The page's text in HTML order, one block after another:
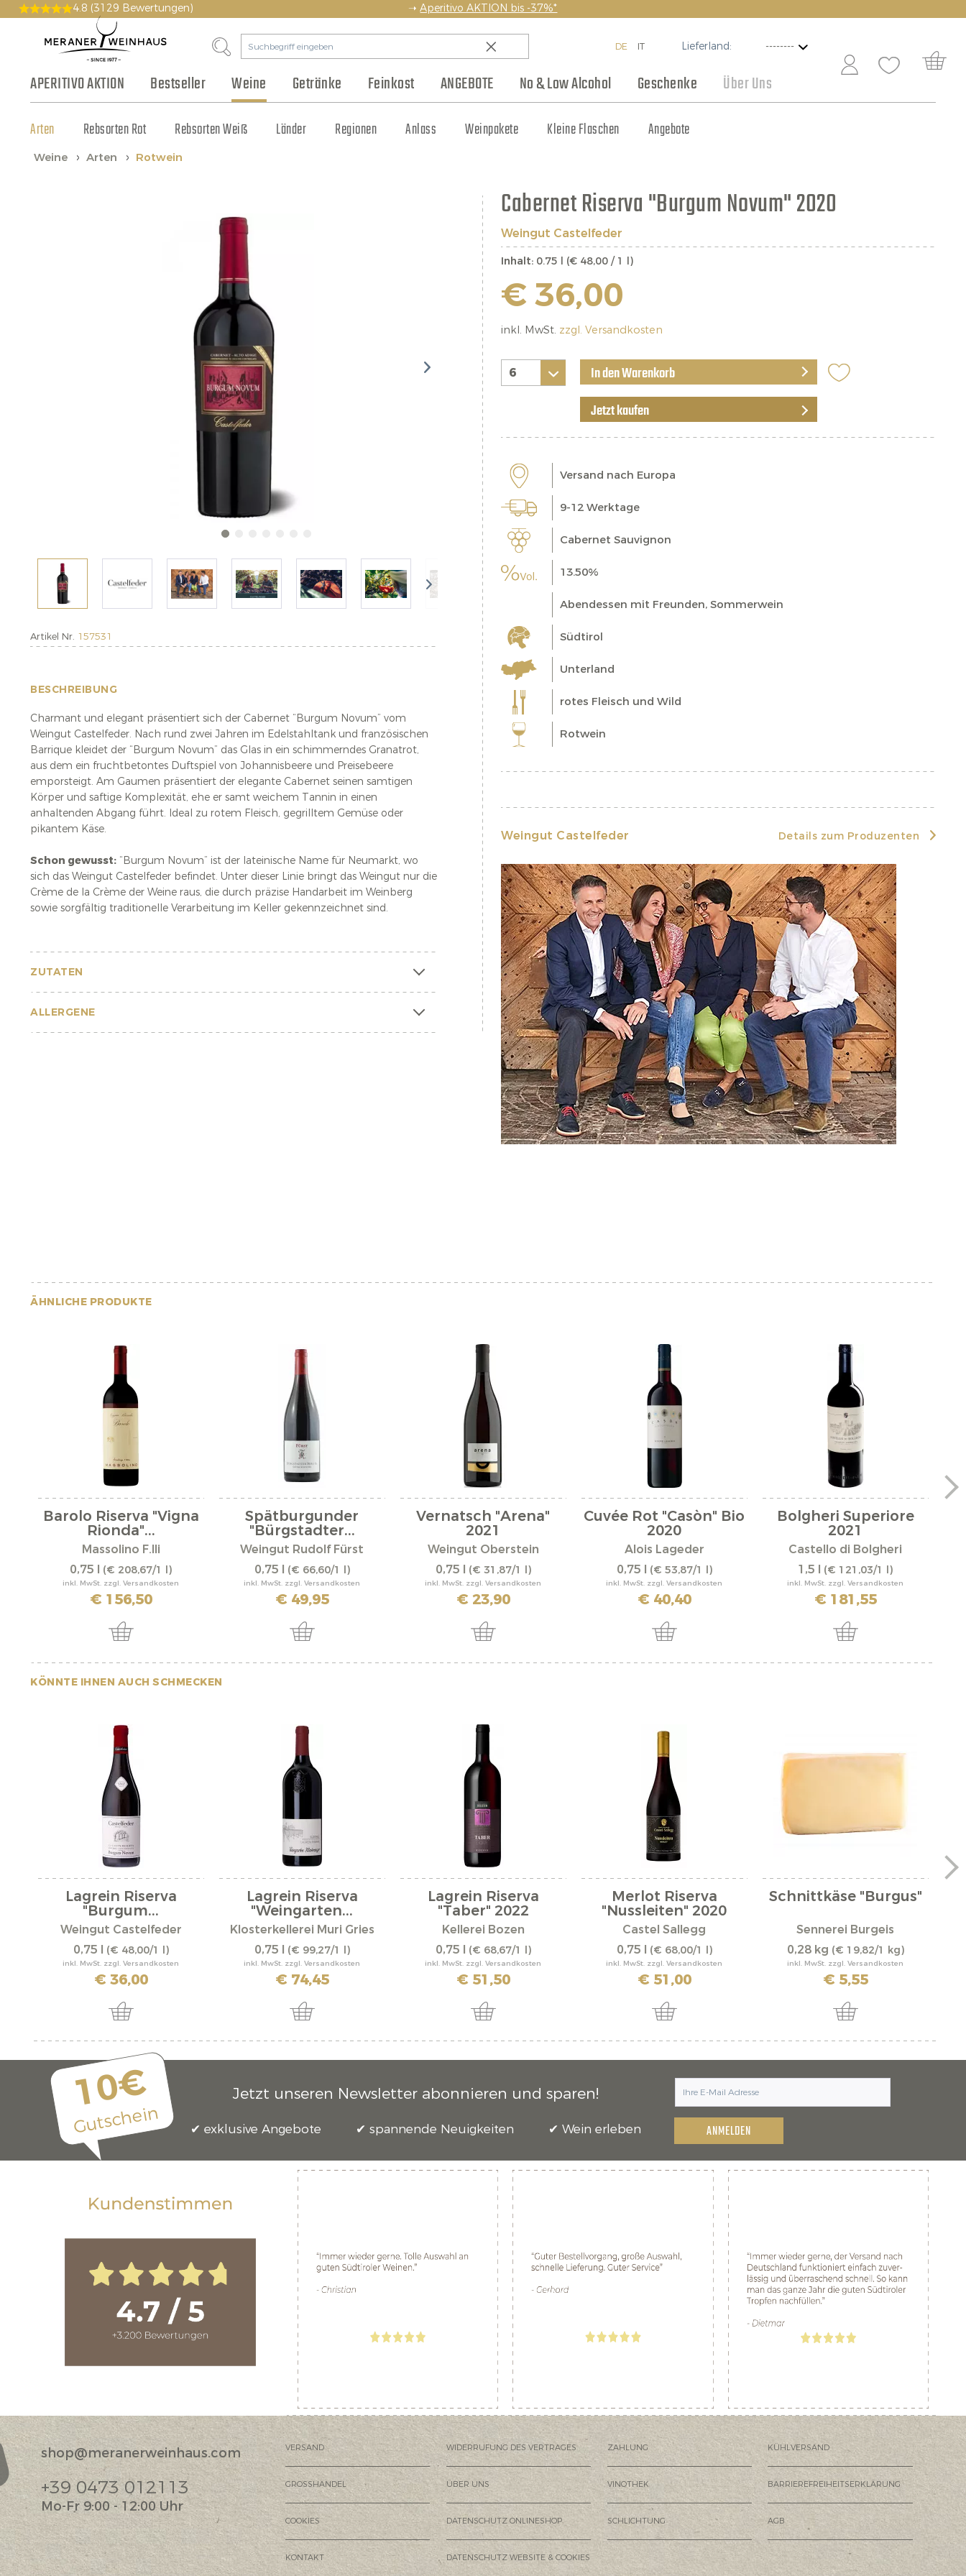
4.8 (3129 Bewertungen) ➝Aperitivo AKTION bis -37%*
DE IT Lieferland:
APERITIVO AKTION Bestseller Weine Getränke Feinkost ANGEBOTE No & Low Alcohol Geschenke Über Uns
Arten Rebsorten Rot Rebsorten Weiß Länder Regionen Anlass Weinpakete Kleine Flaschen Angebote
Bier & Cidre Fruchtsaft & Sirup Tonic & Cocktailzutaten
Wurst & Aufschnitt Käse Olivenöl & Balsamico Backwaren & Pasta Aufstriche & Chutneys Eingelegtes Schokolade
Pakete Gutscheine
Geschichte Philosophie Vinothek Großhandel Team Weinhaus Club Blog Hersteller Jobs
Weine Arten Rotwein
Artikel Nr. 157531
BESCHREIBUNG
Charmant und elegant präsentiert sich der Cabernet “Burgum Novum” vom
Weingut Castelfeder. Nach rund zwei Jahren im Edelstahltank und französischen
Barrique kleidet der “Burgum Novum” das Glas in ein schimmerndes Granatrot,
aus dem ein fruchtbetontes Duftspiel von Johannisbeere und Preisebeere
emporsteigt. Am Gaumen präsentiert der elegante Cabernet seinen samtigen
Körper und saftige Komplexität, ehe er samt weichem Tannin in einen
anhaltenden Abgang führt. Ideal zu rotem Fleisch, gegrilltem Gemüse oder
pikantem Käse.
Schon gewusst: “Burgum Novum” ist der lateinische Name für Neumarkt, wo
sich das Weingut Castelfeder befindet. Unter dieser Linie bringt das Weingut nur die
Crème de la Crème der Weine raus, die durch präzise Handarbeit im Weinberg
sowie sorgfältig traditionelle Verarbeitung im Keller gekennzeichnet sind.
ZUTATEN
ALLERGENE
Cabernet Riserva "Burgum Novum" 2020
Weingut Castelfeder
Inhalt: 0.75 l (€ 48,00 / 1 l)
€ 36,00
inkl. MwSt. zzgl. Versandkosten
In den Warenkorb
Jetzt kaufen
Versand nach Europa
9-12 Werktage
Cabernet Sauvignon
13.50%
Abendessen mit Freunden, Sommerwein
Südtirol
Unterland
rotes Fleisch und Wild
Rotwein
Weingut Castelfeder Details zum Produzenten
ÄHNLICHE PRODUKTE
Barolo Riserva "Vigna
Rionda"...
Massolino F.lli
0,75 l (€ 208,67/1 l)
inkl. MwSt. zzgl. Versandkosten
€ 156,50
Spätburgunder
"Bürgstadter...
Weingut Rudolf Fürst
0,75 l (€ 66,60/1 l)
inkl. MwSt. zzgl. Versandkosten
€ 49,95
Vernatsch "Arena"
2021
Weingut Oberstein
0,75 l (€ 31,87/1 l)
inkl. MwSt. zzgl. Versandkosten
€ 23,90
Cuvée Rot "Casòn" Bio
2020
Alois Lageder
0,75 l (€ 53,87/1 l)
inkl. MwSt. zzgl. Versandkosten
€ 40,40
Bolgheri Superiore
2021
Castello di Bolgheri
1,5 l (€ 121,03/1 l)
inkl. MwSt. zzgl. Versandkosten
€ 181,55
KÖNNTE IHNEN AUCH SCHMECKEN
Lagrein Riserva
"Burgum...
Weingut Castelfeder
0,75 l (€ 48,00/1 l)
inkl. MwSt. zzgl. Versandkosten
€ 36,00
Lagrein Riserva
"Weingarten...
Klosterkellerei Muri Gries
0,75 l (€ 99,27/1 l)
inkl. MwSt. zzgl. Versandkosten
€ 74,45
Lagrein Riserva
"Taber" 2022
Kellerei Bozen
0,75 l (€ 68,67/1 l)
inkl. MwSt. zzgl. Versandkosten
€ 51,50
Merlot Riserva
"Nussleiten" 2020
Castel Sallegg
0,75 l (€ 68,00/1 l)
inkl. MwSt. zzgl. Versandkosten
€ 51,00
Schnittkäse "Burgus"
Sennerei Burgeis
0,28 kg (€ 19,82/1 kg)
inkl. MwSt. zzgl. Versandkosten
€ 5,55
10€
Gutschein
Jetzt unseren Newsletter abonnieren und sparen!
exklusive Angebote spannende Neuigkeiten Wein erleben ANMELDEN
shop@meranerweinhaus.com
+39 0473 012113
Mo-Fr 9:00 - 12:00 Uhr
VERSAND WIDERRUFUNG DES VERTRAGES ZAHLUNG KÜHLVERSAND
GROSSHANDEL ÜBER UNS VINOTHEK BARRIEREFREIHEITSERKLÄRUNG
COOKIES DATENSCHUTZ ONLINESHOP SCHLICHTUNG AGB
KONTAKT DATENSCHUTZ WEBSITE & COOKIES